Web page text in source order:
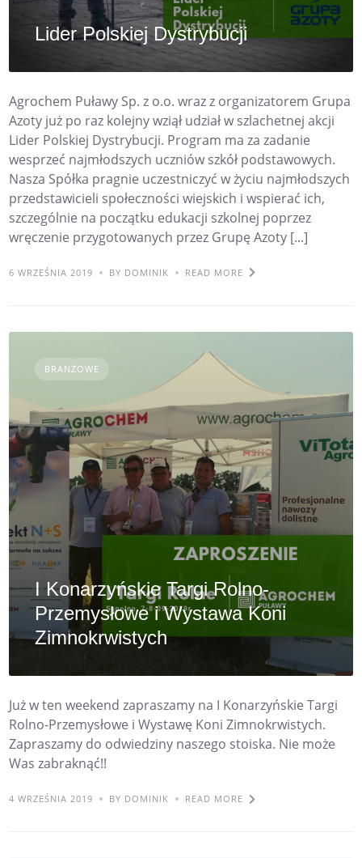
Lider Polskiej Dystrybucji
Agrochem Puławy Sp. z o.o. wraz z organizatorem Grupa
Azoty już po raz kolejny wziął udział w szlachetnej akcji
Lider Polskiej Dystrybucji. Program ma za zadanie
wesprzeć najmłodszych uczniów szkół podstawowych.
Nasza Spółka pragnie uczestniczyć w życiu najmłodszych
przedstawicieli społeczności wiejskich i wspierać ich,
szczególnie na początku edukacji szkolnej poprzez
wręczenie przygotowanych przez Grupę Azoty [...]
6 WRZEŚNIA 2019 BY DOMINIK READ MORE
BRANŻOWE
I Konarzyńskie Targi Rolno-
Przemysłowe i Wystawa Koni
Zimnokrwistych
Już w ten weekend zapraszamy na I Konarzyńskie Targi
Rolno-Przemysłowe i Wystawę Koni Zimnokrwistych.
Zapraszamy do odwiedziny naszego stoiska. Nie może
Was zabraknąć!!
4 WRZEŚNIA 2019 BY DOMINIK READ MORE